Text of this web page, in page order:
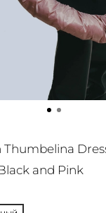
Thumbelina
and Pink